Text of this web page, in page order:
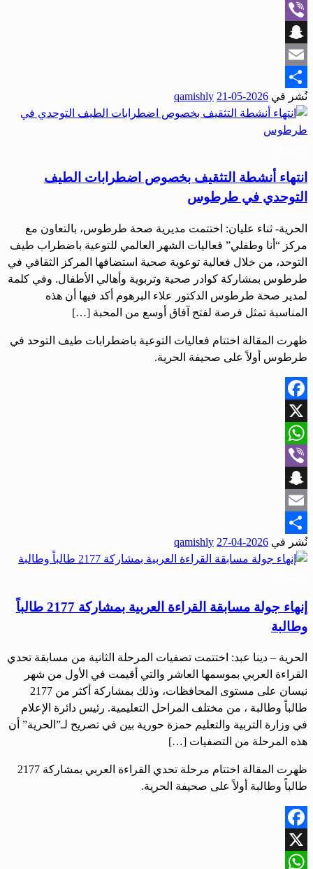
WhatsApp
Viber
Snapchat
Email
Share
نُشر في 2026-05-21
qamishly
انتهاء أنشطة التثقيف بخصوص اضطرابات الطيف
التوحدي في طرطوس
الحرية- ثناء عليان: اختتمت مديرية صحة طرطوس، بالتعاون مع
مركز “أنا وطفلي” فعاليات الشهر العالمي للتوعية باضطراب طيف
التوحد، من خلال فعالية توعوية صحية استضافها المركز الثقافي في
طرطوس بمشاركة كوادر صحية وتربوية وأهالي الأطفال. وفي كلمة
لمدير صحة طرطوس الدكتور علاء البرهوم أكد فيها أن هذه
المناسبة تمثل فرصة لفتح آفاق أوسع من المحبة […]
ظهرت المقالة اختتام فعاليات التوعية باضطرابات طيف التوحد في
طرطوس أولاً على صحيفة الحرية.
Facebook
X
WhatsApp
Viber
Snapchat
Email
Share
نُشر في 2026-04-27
qamishly
إنهاء جولة مسابقة القراءة العربية بمشاركة 2177 طالباً
وطالبة
الحرية – دينا عبد: اختتمت تصفيات المرحلة الثانية من مسابقة تحدي
القراءة العربي بموسمها العاشر والتي أقيمت في الأول من شهر
نيسان على مستوى المحافظات، وذلك بمشاركة أكثر من 2177
طالباً وطالبة ، من مختلف المراحل التعليمية. رئيس دائرة الإعلام
في وزارة التربية والتعليم حمزة حورية بين في تصريح لـ”الحرية” أن
هذه المرحلة من التصفيات […]
ظهرت المقالة اختتام مرحلة تحدي القراءة العربي بمشاركة 2177
طالباً وطالبة أولاً على صحيفة الحرية.
Facebook
X